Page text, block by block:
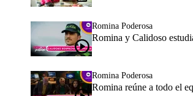
Romina Poderosa
Romina y Calidoso
Romina Poderosa
Romina reúne a todo el